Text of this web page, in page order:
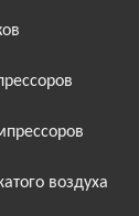
воздуха